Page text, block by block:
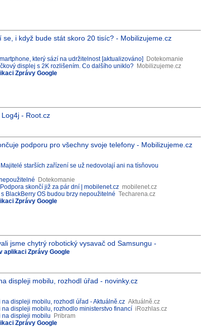
i když bude stát skoro 20 tisíc? - Mobilizujeme.cz
který sází na udržitelnost [aktualizováno]
Dotekomanie
displej s 2K rozlišením. Co dalšího uniklo? Mobilizujeme.cz
Zprávy Google
- Root.cz
podporu pro všechny svoje telefony - Mobilizujeme.cz
starších zařízení se už nedovolají ani na tísňovou
Dotekomanie
skončí již za pár dní | mobilenet.cz mobilenet.cz
BlackBerry OS budou brzy nepoužitelné Techarena.cz
Zprávy Google
jsme chytrý robotický vysavač od Samsungu -
aplikaci Zprávy Google
displeji mobilu, rozhodl úřad - novinky.cz
displeji mobilu, rozhodl úřad - Aktuálně.cz Aktuálně.cz
displeji mobilu, rozhodlo ministerstvo financí iRozhlas.cz
na displeji mobilu
Pribram
Zprávy Google